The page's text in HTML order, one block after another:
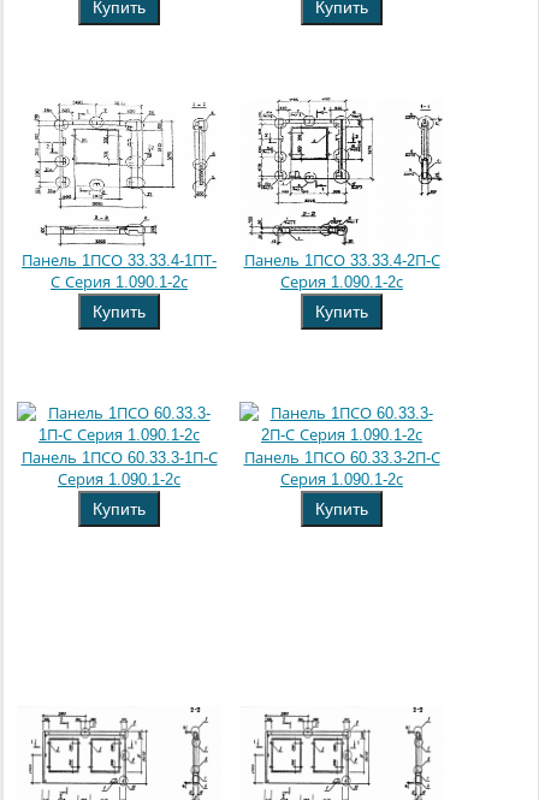
Купить Купить
Панель 1ПСО 33.33.4-1ПТ-
С Серия 1.090.1-2с
Купить
Панель 1ПСО 33.33.4-2П-С
Серия 1.090.1-2с
Купить
Панель 1ПСО 60.33.3-1П-С
Серия 1.090.1-2с
Купить
Панель 1ПСО 60.33.3-2П-С
Серия 1.090.1-2с
Купить